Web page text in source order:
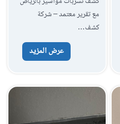
مع تقرير معتمد – شركة
كشف…
عرض المزيد